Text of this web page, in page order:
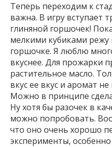
Теперь переходим к
важна. В игру вступает
глиняной горшочек!
мелкими кубиками режу
горшочке. Я люблю
вкуснее. Для прожарки
растительное масло.
вкус ее вкус и аромат
Можно в принципе
Ну хотя бы разочек в
можно попробовать.
что оно очень хорошо
эксперименты,